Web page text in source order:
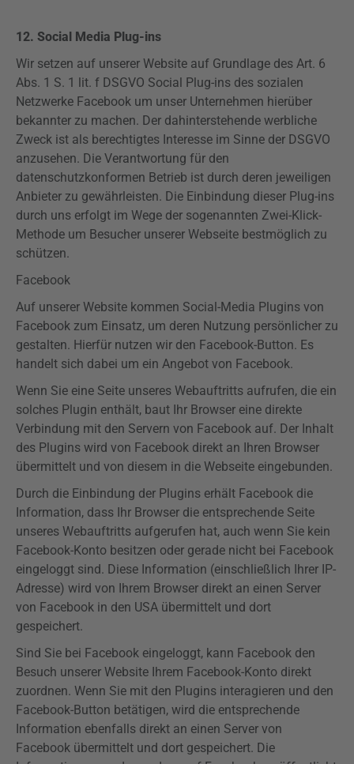
12. Social Media Plug-ins
Wir setzen auf unserer Website auf Grundlage des Art. 6
Abs. 1 S. 1 lit. f DSGVO Social Plug-ins des sozialen
Netzwerke Facebook um unser Unternehmen hierüber
bekannter zu machen. Der dahinterstehende werbliche
Zweck ist als berechtigtes Interesse im Sinne der DSGVO
anzusehen. Die Verantwortung für den
datenschutzkonformen Betrieb ist durch deren jeweiligen
Anbieter zu gewährleisten. Die Einbindung dieser Plug-ins
durch uns erfolgt im Wege der sogenannten Zwei-Klick-
Methode um Besucher unserer Webseite bestmöglich zu
schützen.
Facebook
Auf unserer Website kommen Social-Media Plugins von
Facebook zum Einsatz, um deren Nutzung persönlicher zu
gestalten. Hierfür nutzen wir den Facebook-Button. Es
handelt sich dabei um ein Angebot von Facebook.
Wenn Sie eine Seite unseres Webauftritts aufrufen, die ein
solches Plugin enthält, baut Ihr Browser eine direkte
Verbindung mit den Servern von Facebook auf. Der Inhalt
des Plugins wird von Facebook direkt an Ihren Browser
übermittelt und von diesem in die Webseite eingebunden.
Durch die Einbindung der Plugins erhält Facebook die
Information, dass Ihr Browser die entsprechende Seite
unseres Webauftritts aufgerufen hat, auch wenn Sie kein
Facebook-Konto besitzen oder gerade nicht bei Facebook
eingeloggt sind. Diese Information (einschließlich Ihrer IP-
Adresse) wird von Ihrem Browser direkt an einen Server
von Facebook in den USA übermittelt und dort
gespeichert.
Sind Sie bei Facebook eingeloggt, kann Facebook den
Besuch unserer Website Ihrem Facebook-Konto direkt
zuordnen. Wenn Sie mit den Plugins interagieren und den
Facebook-Button betätigen, wird die entsprechende
Information ebenfalls direkt an einen Server von
Facebook übermittelt und dort gespeichert. Die